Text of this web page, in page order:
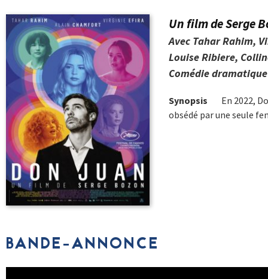
Un film de Serge
Avec Tahar Rahim,
Louise Ribiere,
Comédie
Synopsis
En 2022,
obsédé par une seule
BANDE-ANNONCE